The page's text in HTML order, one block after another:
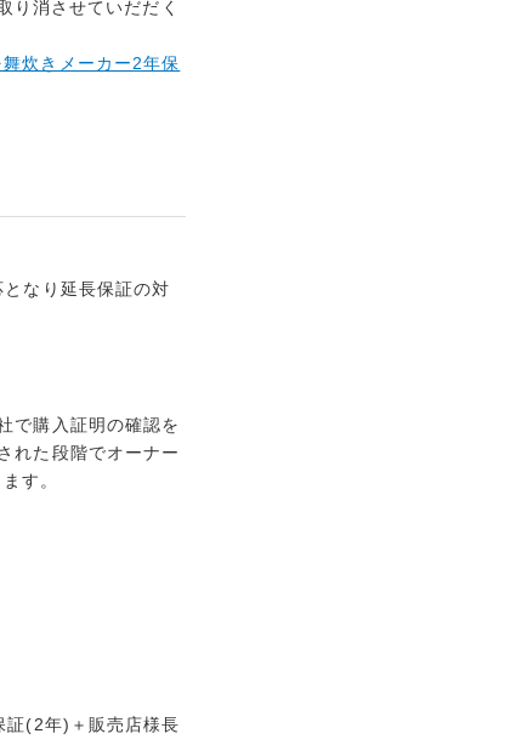
消させていだだく
舞炊きメーカー2年保
なり延長保証の対
で購入証明の確認を
れた段階でオーナー
す。
証(2年)＋販売店様長